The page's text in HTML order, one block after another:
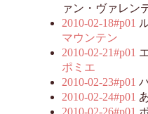
ァン・ヴァレン
2010-02-18#p01
マウンテン
2010-02-21#p01
ポミエ
2010-02-23#p01
2010-02-24#p01
2010-02-26#p01